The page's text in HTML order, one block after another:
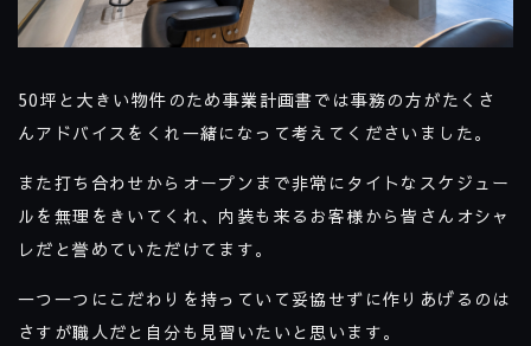
50坪と大きい物件のため事業計画書では事務の方がたくさ
んアドバイスをくれ一緒になって考えてくださいました。
また打ち合わせからオープンまで非常にタイトなスケジュー
ルを無理をきいてくれ、内装も来るお客様から皆さんオシャ
レだと誉めていただけてます。
一つ一つにこだわりを持っていて妥協せずに作りあげるのは
さすが職人だと自分も見習いたいと思います。